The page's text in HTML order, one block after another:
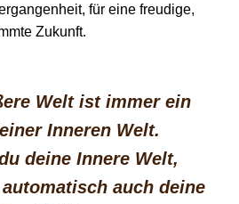
für eine freudige,
Zukunft.
Welt ist immer ein
Inneren Welt.
deine Innere Welt,
auch deine